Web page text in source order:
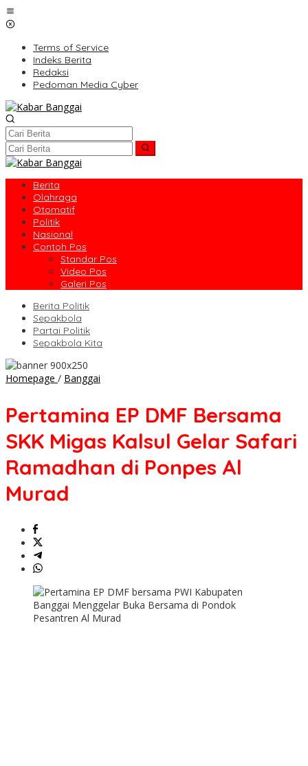
Lewati
ke
Terms of Service
Indeks Berita
Redaksi
Pedoman Media Cyber
Berita
Olahraga
Otomatif
Politik
Nasional
Contoh Pos
Standar Pos
Video Pos
Galeri Pos
Berita Politik
Sepakbola
Partai Politik
Sepakbola Kita
Homepage / Banggai
Bersama
Migas
Gelar
Pertamina EP DMF Bersama
SKK Migas Kalsul Gelar Safari
Ramadhan di Ponpes Al
Murad